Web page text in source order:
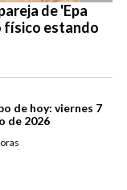
de 'Epa
físico estando
de hoy: viernes 7
de 2026